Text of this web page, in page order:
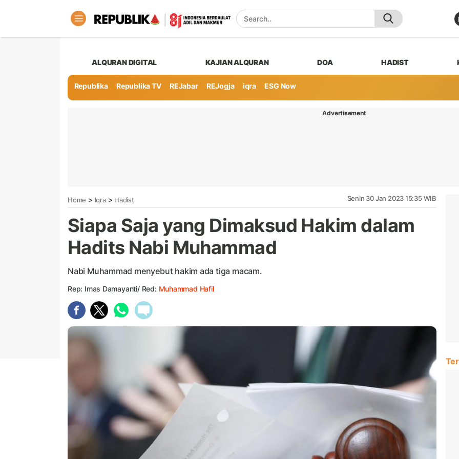
ALQURAN DIGITAL KAJIAN ALQURAN DOA HADIST
Republika Republika TV REJabar REJogja iqra ESG Now
Advertisement
Home > Iqra> Hadist Senin 30 Jan 2023 15:35 WIB
Siapa Saja yang Dimaksud Hakim dalam
Hadits Nabi Muhammad
Nabi Muhammad menyebut hakim ada tiga macam.
Rep: Imas Damayanti/ Red: Muhammad Hafil